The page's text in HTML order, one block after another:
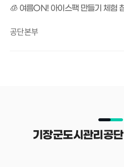
공단본부
기장군도시관리공단